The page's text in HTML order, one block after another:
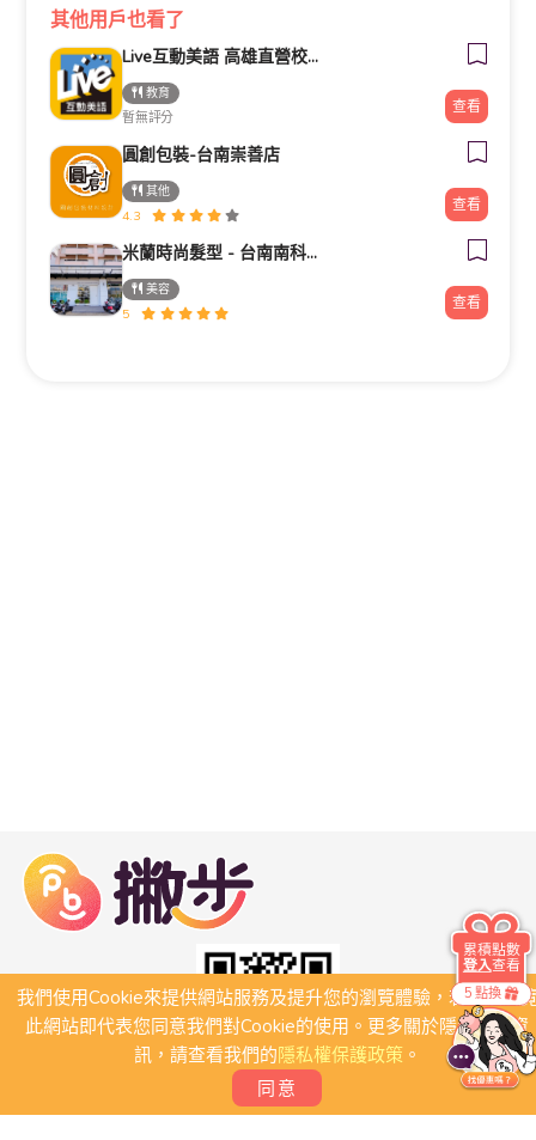
其他用戶也看了
Live互動美語 高雄直營校｜幼兒美語班｜小一先修班｜兒童美語班｜自然發音班｜全民英檢班｜課輔班
教育
暫無評分
查看
圓創包裝-台南崇善店
其他
4.3
查看
米蘭時尚髮型 - 台南南科新市旗艦店
美容
5
查看
我們使用Cookie來提供網站服務及提升您的瀏覽體驗，若繼續瀏
此網站即代表您同意我們對Cookie的使用。更多關於隱私保護資
訊，請查看我們的隱私權保護政策。
同意
5 點換
累積點數
登入查看